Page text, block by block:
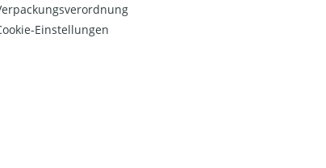
Einstellungen